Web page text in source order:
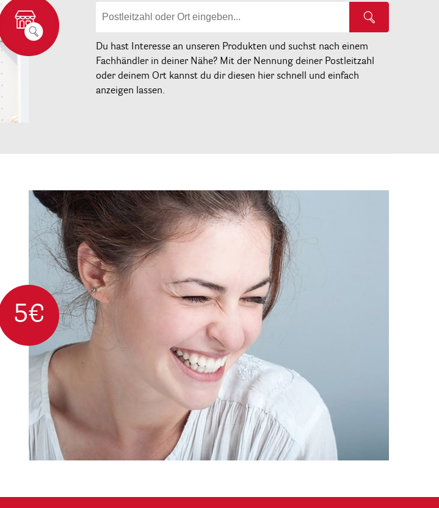
Du hast Interesse an unseren Produkten und suchst nach einem
Fachhändler in deiner Nähe? Mit der Nennung deiner Postleitzahl
oder deinem Ort kannst du dir diesen hier schnell und einfach
anzeigen lassen.
5€